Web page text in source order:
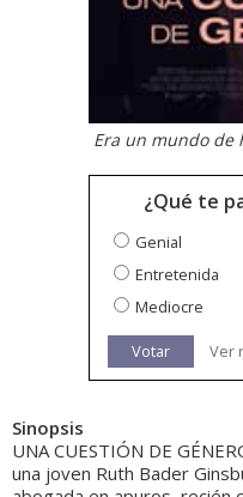
Era un mundo de
¿Qué te
Genial
Entretenida
Mediocre
Votar Ver
Sinopsis
UNA CUESTIÓN DE
una joven Ruth Bader